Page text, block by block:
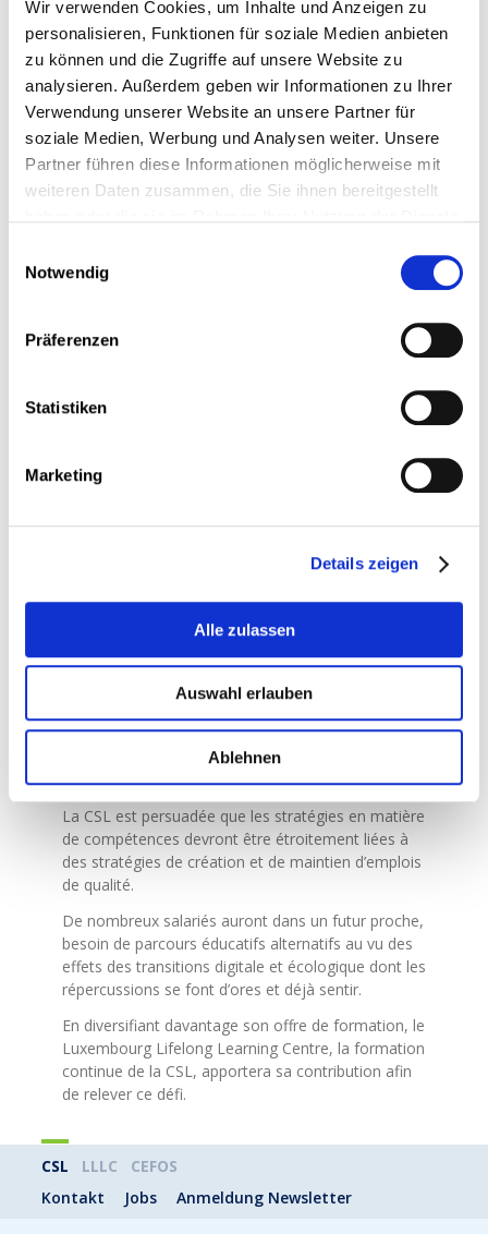
Wir verwenden Cookies, um Inhalte und Anzeigen zu
personalisieren, Funktionen für soziale Medien anbieten
zu können und die Zugriffe auf unsere Website zu
analysieren. Außerdem geben wir Informationen zu Ihrer
Verwendung unserer Website an unsere Partner für
soziale Medien, Werbung und Analysen weiter. Unsere
Partner führen diese Informationen möglicherweise mit
weiteren Daten zusammen, die Sie ihnen bereitgestellt
Notwendig
Präferenzen
Statistiken
Marketing
Details zeigen
Alle zulassen
Auswahl erlauben
Ablehnen
primordiale afin de sécuriser leurs parcours
professionnels. À cet égard, la politique la plus
prometteuse consiste non seulement à améliorer
les compétences des salariés, mais également de
veiller à ce que les compétences acquises ne soient
pas perdues. Se concentrer donc uniquement sur
l’inadéquation des compétences serait à notre avis
une erreur.
Il importe également d’offrir aux salariés et aux
s’intéresse également à ce côté de la médaille et
L’accent de l’année 2023 lequel a trait à l’attraction
de talents de l’UE
des candidats au travail en Europe et les besoins du
l’Union européenne, peut entraîner une fuite de
hormis le côté utilitariste d’une telle approche,
maintes questions éthiques devront également
être soulevées à ce sujet.
La CSL s’est posé la question s’il ne fallait pas au
davantage de moyens éducatifs nécessaires pour
former plus de « talents potentiels » résidant dans
l’Union européenne ?
La CSL est persuadée que les stratégies en matière
de compétences devront être étroitement liées à
des stratégies de création et de maintien d’emplois
de qualité.
De nombreux salariés auront dans un futur proche,
besoin de parcours éducatifs alternatifs au vu des
effets des transitions digitale et écologique dont les
répercussions se font d’ores et déjà sentir.
En diversifiant davantage son offre de formation, le
Luxembourg Lifelong Learning Centre, la formation
continue de la CSL, apportera sa contribution afin
de relever ce défi.
CSL LLLC
CEFOS
Kontakt
Jobs Anmeldung Newsletter